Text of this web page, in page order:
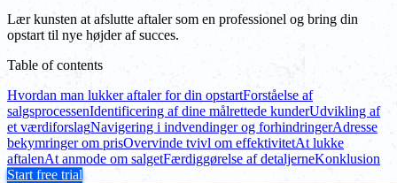
Lær kunsten at afslutte aftaler som en professionel og bring din
opstart til nye højder af succes.
Table of contents
Hvordan man lukker aftaler for din opstartForståelse af
salgsprocessenIdentificering af dine målrettede kunderUdvikling af
et værdiforslagNavigering i indvendinger og forhindringerAdresse
bekymringer om prisOvervinde tvivl om effektivitetAt lukke
aftalenAt anmode om salgetFærdiggørelse af detaljerneKonklusion
Start free trial